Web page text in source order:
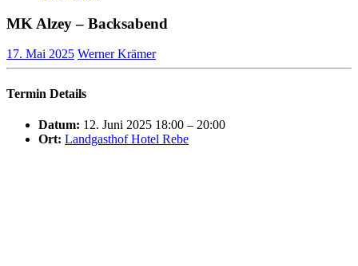
MK Alzey – Backsabend
17. Mai 2025 Werner Krämer
Termin Details
Datum: 12. Juni 2025 18:00 – 20:00
Ort: Landgasthof Hotel Rebe